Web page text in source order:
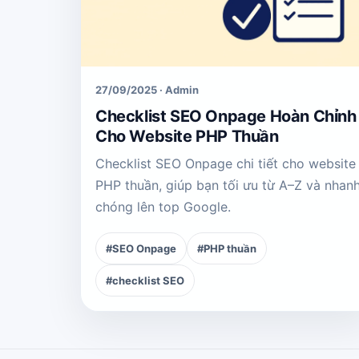
27/09/2025 · Admin
Checklist SEO Onpage Hoàn Chỉnh
Cho Website PHP Thuần
Checklist SEO Onpage chi tiết cho website
PHP thuần, giúp bạn tối ưu từ A–Z và
chóng lên top Google.
#SEO Onpage #PHP thuần
#checklist SEO